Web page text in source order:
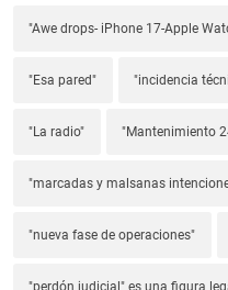
"Awe drops- iPhone 17-Apple
"Esa pared" "incidencia
"La radio" "Mantenimiento
"marcadas y malsanas
"nueva fase de operaciones"
"perdón judicial" es una figura